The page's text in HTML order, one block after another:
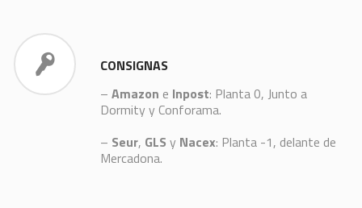
CONSIGNAS
– Amazon e Inpost: Planta 0, Junto a
Dormity y Conforama.
– Seur, GLS y Nacex: Planta -1, delante de
Mercadona.